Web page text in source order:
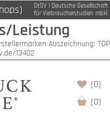
DtGV | Deutsche Gesellschaft
für Verbraucherstudien mbH
Leistung
Auszeichnung: TOP
13402
(0)
(0)